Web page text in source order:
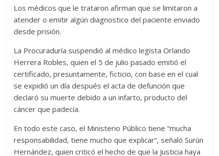
Los médicos que le trataron afirman que se limitaron a
atender o emitir algún diagnostico del paciente enviado
desde prisión.
La Procuraduría suspendió al médico legista Orlando
Herrera Robles, quien el 5 de julio pasado emitió el
certificado, presuntamente, ficticio, con base en el cual
se expidió un día después el acta de defunción que
declaró su muerte debido a un infarto, producto del
cáncer que padecía.
En todo este caso, el Ministerio Público tiene “mucha
responsabilidad, tiene mucho que explicar”, señaló Surún
Hernández, quien criticó el hecho de que la Justicia haya